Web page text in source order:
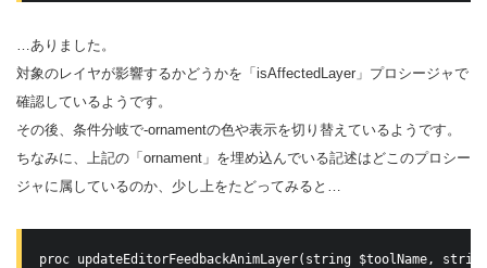
…ありました。
対象のレイヤが影響するかどうかを「isAffectedLayer」プロシージャで
確認しているようです。
その後、条件分岐で-ornamentの色や表示を切り替えているようです。
ちなみに、上記の「ornament」を埋め込んでいる記述はどこのプロシー
ジャに属しているのか、少し上をたどってみると…
proc updateEditorFeedbackAnimLayer(string $toolName,